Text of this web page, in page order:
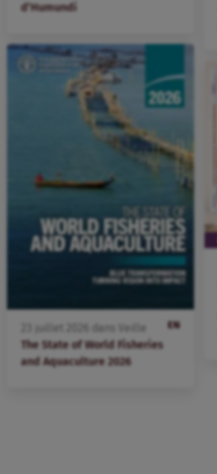
d’Humundi
EN
juillet dans
Veille
The State of World Fisheries
and Aquaculture 2026